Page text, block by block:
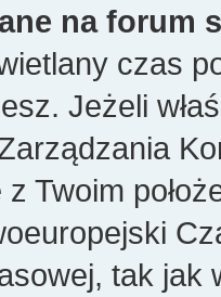
na forum
czas
Jeżeli
z Twoim
tak jak